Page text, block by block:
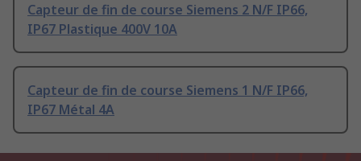
Capteur de fin de course Siemens 2 N/F IP66,
IP67 Plastique 400V 10A
Capteur de fin de course Siemens 1 N/F IP66,
IP67 Métal 4A